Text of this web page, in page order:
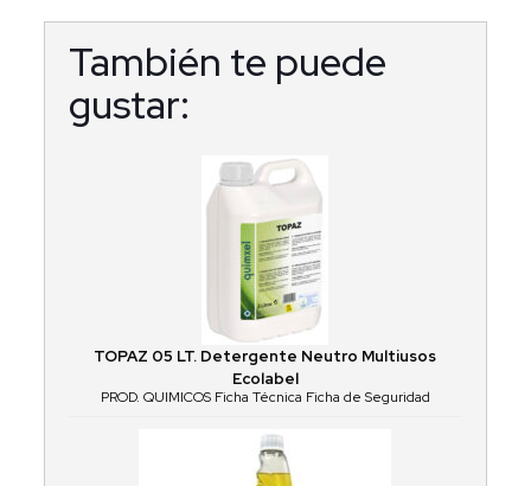
También te puede
gustar:
TOPAZ 05 LT. Detergente Neutro Multiusos
Ecolabel
PROD. QUIMICOS Ficha Técnica Ficha de Seguridad